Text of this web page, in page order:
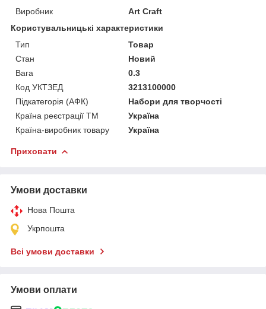
Виробник
Art Craft
Користувальницькі характеристики
Тип
Товар
Стан
Новий
Вага
0.3
Код УКТЗЕД
3213100000
Підкатегорія (АФК)
Набори для творчості
Країна реєстрації ТМ
Україна
Країна-виробник товару
Україна
Приховати
Умови доставки
Нова Пошта
Укрпошта
Всі умови доставки
Умови оплати